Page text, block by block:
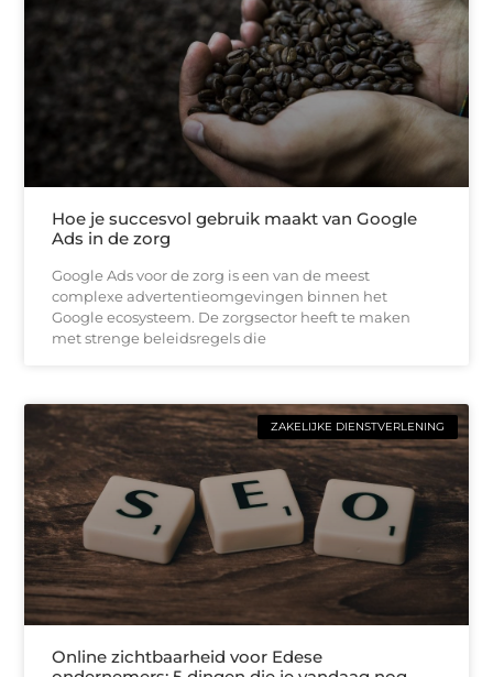
Hoe je succesvol gebruik maakt van Google
Ads in de zorg
Google Ads voor de zorg is een van de meest
complexe advertentieomgevingen binnen het
Google ecosysteem. De zorgsector heeft te maken
met strenge beleidsregels die
ZAKELIJKE DIENSTVERLENING
Online zichtbaarheid voor Edese